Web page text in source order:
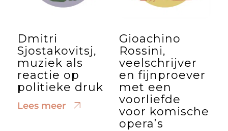
Dmitri
Sjostakovitsj,
muziek als
reactie op
politieke druk
Lees meer
Gioachino
Rossini,
veelschrijver
en fijnproever
met een
voorliefde
voor komische
opera’s